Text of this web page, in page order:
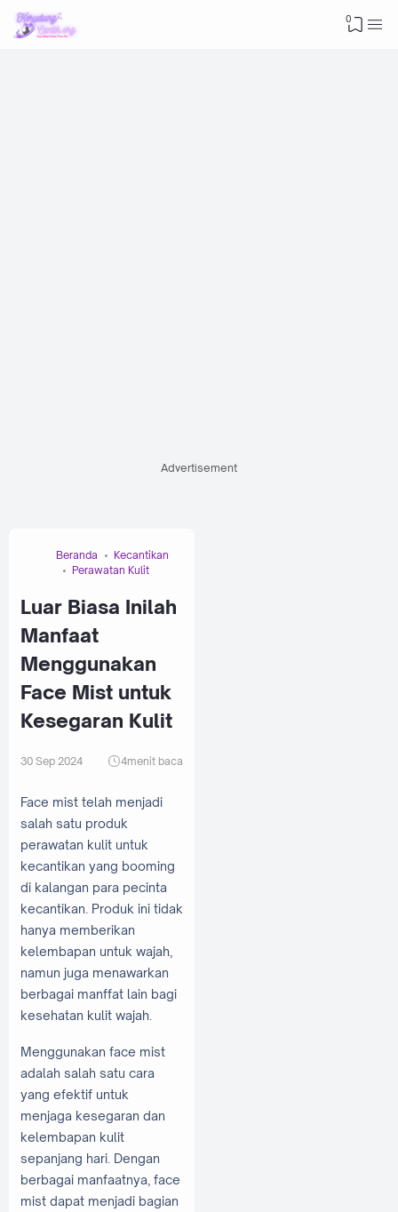
0
Advertisement
Beranda
Kecantikan
Perawatan Kulit
Luar Biasa Inilah
Manfaat
Menggunakan
Face Mist untuk
Kesegaran Kulit
30 Sep 2024 4menit baca
Face mist telah menjadi
salah satu produk
perawatan kulit untuk
kecantikan yang booming
di kalangan para pecinta
kecantikan. Produk ini tidak
hanya memberikan
kelembapan untuk wajah,
namun juga menawarkan
berbagai manffat lain bagi
kesehatan kulit wajah.
Menggunakan face mist
adalah salah satu cara
yang efektif untuk
menjaga kesegaran dan
kelembapan kulit
sepanjang hari. Dengan
berbagai manfaatnya, face
mist dapat menjadi bagian